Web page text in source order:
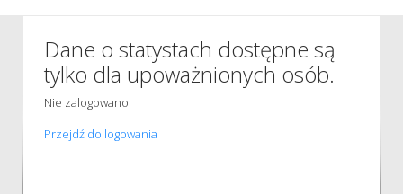
Dane o statystach dostępne są
tylko dla upoważnionych osób.
Nie zalogowano
Przejdź do logowania